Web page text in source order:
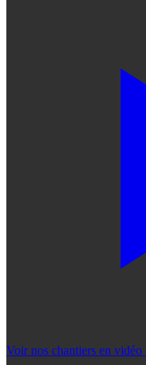
Voir nos chantiers en vidéo